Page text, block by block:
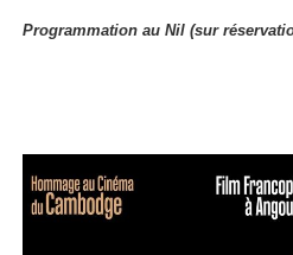
Programmation au Nil (sur